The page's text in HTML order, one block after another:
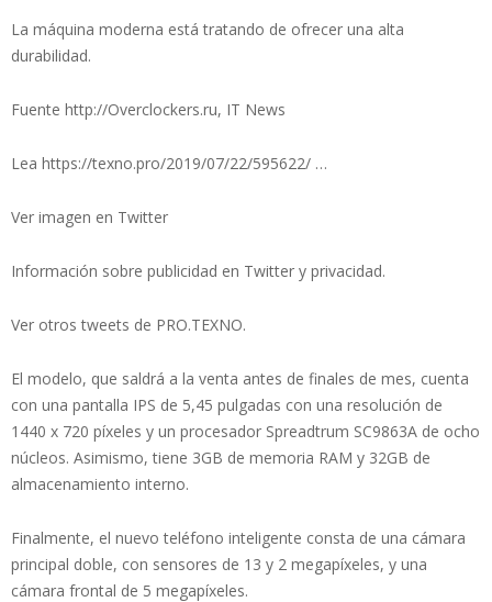
La máquina moderna está tratando de ofrecer una alta
durabilidad.
Fuente http://Overclockers.ru, IT News
Lea https://texno.pro/2019/07/22/595622/ …
Ver imagen en Twitter
Información sobre publicidad en Twitter y privacidad.
Ver otros tweets de PRO.TEXNO.
El modelo, que saldrá a la venta antes de finales de mes, cuenta
con una pantalla IPS de 5,45 pulgadas con una resolución de
1440 x 720 píxeles y un procesador Spreadtrum SC9863A de ocho
núcleos. Asimismo, tiene 3GB de memoria RAM y 32GB de
almacenamiento interno.
Finalmente, el nuevo teléfono inteligente consta de una cámara
principal doble, con sensores de 13 y 2 megapíxeles, y una
cámara frontal de 5 megapíxeles.